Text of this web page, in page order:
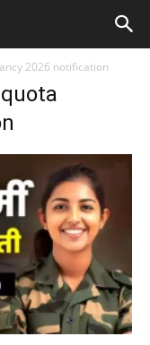
2026 notification